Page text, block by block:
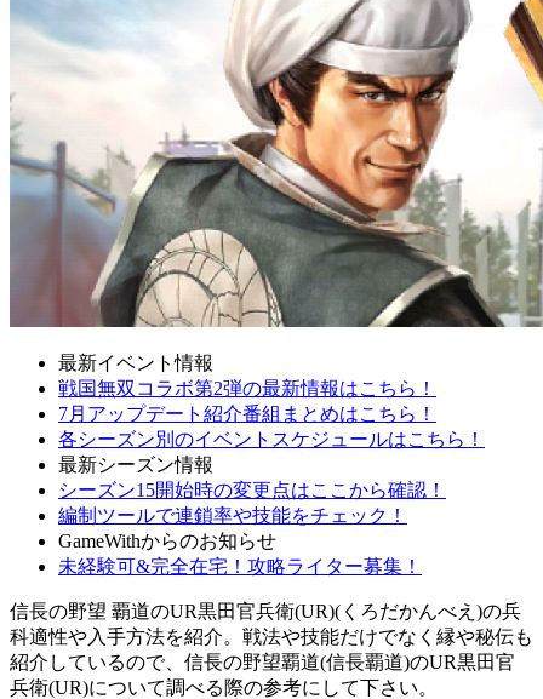
最新イベント情報
戦国無双コラボ第2弾の最新情報はこちら！
7月アップデート紹介番組まとめはこちら！
各シーズン別のイベントスケジュールはこちら！
最新シーズン情報
シーズン15開始時の変更点はここから確認！
編制ツールで連鎖率や技能をチェック！
GameWithからのお知らせ
未経験可&完全在宅！攻略ライター募集！
信長の野望 覇道のUR黒田官兵衛(UR)(くろだかんべえ)の兵
科適性や入手方法を紹介。戦法や技能だけでなく縁や秘伝も
紹介しているので、信長の野望覇道(信長覇道)のUR黒田官
兵衛(UR)について調べる際の参考にして下さい。